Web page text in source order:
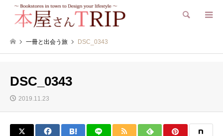
検索
一冊と出会う旅 DSC_0343
DSC_0343
2019.11.23